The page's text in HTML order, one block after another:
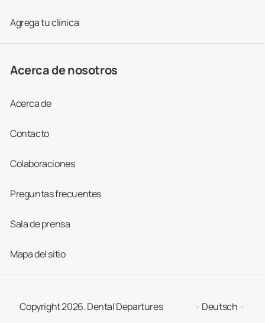
Agrega tu clínica
Acerca de nosotros
Acerca de
Contacto
Colaboraciones
Preguntas frecuentes
Sala de prensa
Mapa del sitio
Copyright 2026. Dental Departures Deutsch